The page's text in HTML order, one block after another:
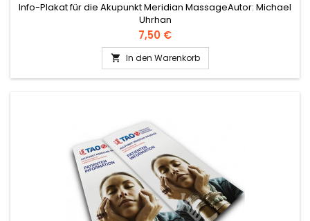
Info-Plakat für die Akupunkt Meridian MassageAutor: Michael
Uhrhan
Preis
7,50 €
 In den Warenkorb